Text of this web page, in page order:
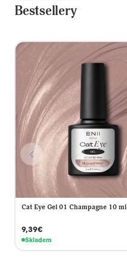
Bestsellery
Cat Eye Gel 01 Champagne 10 ml
9,39€
Skladem